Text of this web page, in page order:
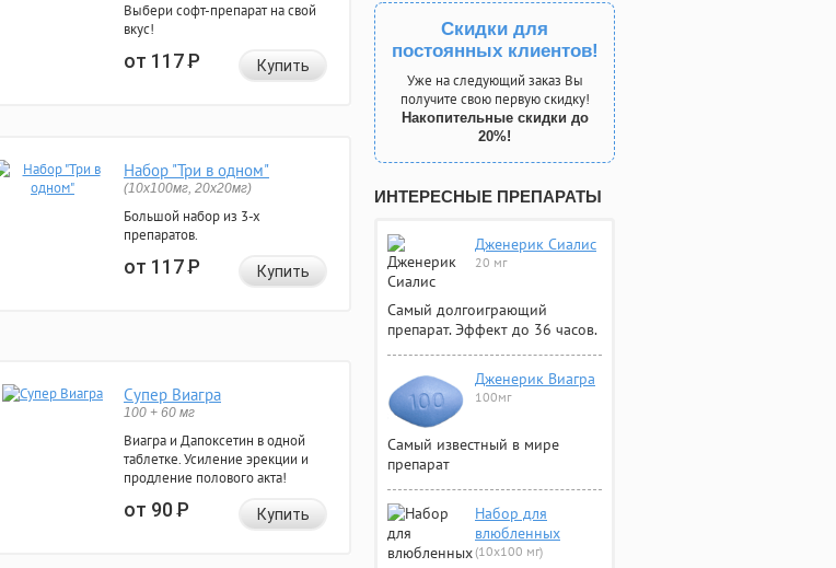
Выбери софт-препарат на свой
вкус!
от 117Р Купить
Набор "Три в одном"
(10x100мг, 20x20мг)
Большой набор из 3-х
препаратов.
от 117Р Купить
Супер Виагра
100 + 60 мг
Виагра и Дапоксетин в одной
таблетке. Усиление эрекции и
продление полового акта!
от 90Р Купить
Скидки для
постоянных клиентов!
Уже на следующий заказ Вы
получите свою первую скидку!
Накопительные скидки до
20%!
ИНТЕРЕСНЫЕ ПРЕПАРАТЫ
Дженерик Сиалис
20 мг
Самый долгоиграющий
препарат. Эффект до 36 часов.
Дженерик Виагра
100мг
Самый известный в мире
препарат
Набор для
влюбленных
(10х100 мг)